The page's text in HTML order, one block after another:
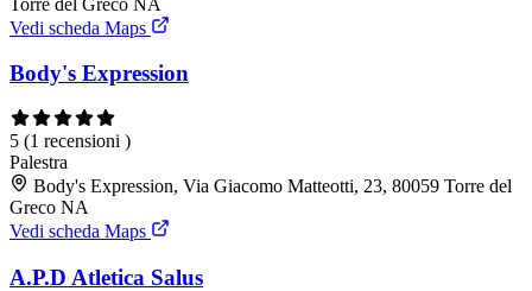
Vedi scheda Maps
Body's Expression
5 (1 recensioni )
Palestra
Body's Expression, Via Giacomo Matteotti, 23, 80059 Torre del
Greco NA
Vedi scheda Maps
A.P.D Atletica Salus